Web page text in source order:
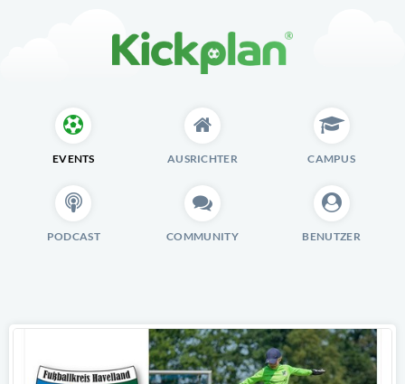
EVENTS AUSRICHTER CAMPUS
PODCAST COMMUNITY BENUTZER